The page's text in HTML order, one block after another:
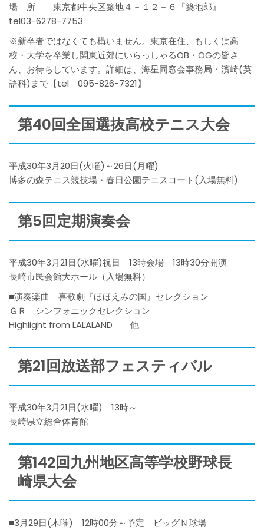
場 所 東京都中央区築地４－１２－６『築地郎』
tel03-6278-7753
※新卒者ではなくても構いません。東京在住、もしくは高
校・大学を卒業し関東近郊にいらっしゃるOB・OGの皆さ
ん、お待ちしています。詳細は、海星同窓会事務局・濱崎(英
語科)まで【tel 095-826-7321】
第40回全国選抜高校テニス大会
平成30年3月20日(火曜)～26日(月曜)
博多の森テニス競技場・春日公園テニスコート(入場無料)
第5回定期演奏会
平成30年3月21日(水曜)祝日 13時会場 13時30分開演
長崎市民会館大ホール（入場無料）
■演奏楽曲 喜歌劇『ほほえみの国』セレクション
ＧＲ シンフォニックセレクション
Highlight from LALALAND 他
第21回放送部フェスティバル
平成30年3月21日(水曜) 13時～
長崎県立総合体育館
第142回九州地区高等学校野球長
崎県大会
■3月29日(木曜) 12時00分～予定 ビッグＮ球場